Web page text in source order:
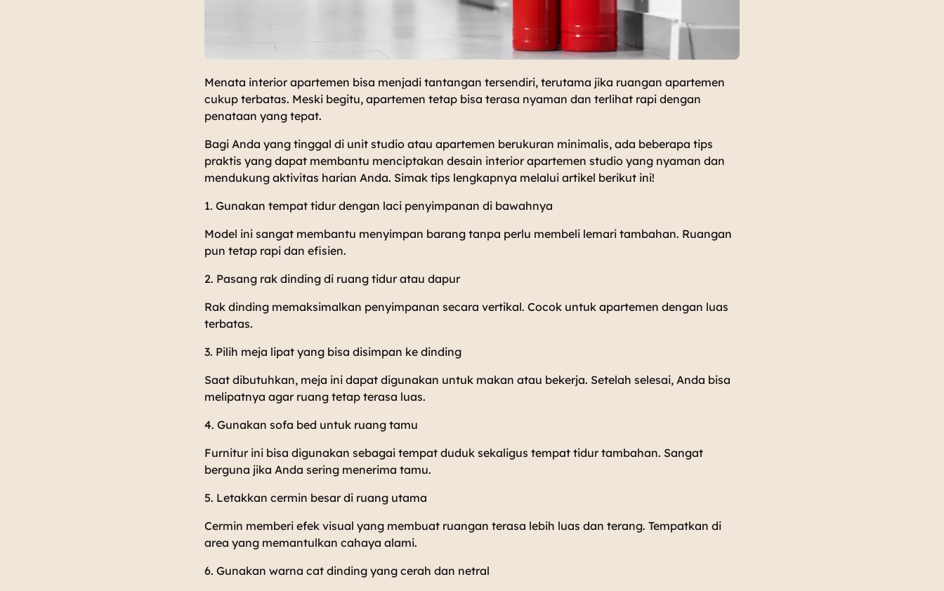
Menata interior apartemen bisa menjadi tantangan tersendiri, terutama jika ruangan apartemen
cukup terbatas. Meski begitu, apartemen tetap bisa terasa nyaman dan terlihat rapi dengan
penataan yang tepat.
Bagi Anda yang tinggal di unit studio atau apartemen berukuran minimalis, ada beberapa tips
praktis yang dapat membantu menciptakan desain interior apartemen studio yang nyaman dan
mendukung aktivitas harian Anda. Simak tips lengkapnya melalui artikel berikut ini!
1. Gunakan tempat tidur dengan laci penyimpanan di bawahnya
Model ini sangat membantu menyimpan barang tanpa perlu membeli lemari tambahan. Ruangan
pun tetap rapi dan efisien.
2. Pasang rak dinding di ruang tidur atau dapur
Rak dinding memaksimalkan penyimpanan secara vertikal. Cocok untuk apartemen dengan luas
terbatas.
3. Pilih meja lipat yang bisa disimpan ke dinding
Saat dibutuhkan, meja ini dapat digunakan untuk makan atau bekerja. Setelah selesai, Anda bisa
melipatnya agar ruang tetap terasa luas.
4. Gunakan sofa bed untuk ruang tamu
Furnitur ini bisa digunakan sebagai tempat duduk sekaligus tempat tidur tambahan. Sangat
berguna jika Anda sering menerima tamu.
5. Letakkan cermin besar di ruang utama
Cermin memberi efek visual yang membuat ruangan terasa lebih luas dan terang. Tempatkan di
area yang memantulkan cahaya alami.
6. Gunakan warna cat dinding yang cerah dan netral